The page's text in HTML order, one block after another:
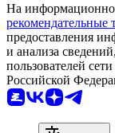
На
рекомендательные
предоставления
и анализа
пользователей
Российской